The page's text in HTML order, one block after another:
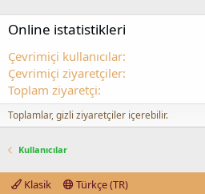
Online istatistikleri
Çevrimiçi kullanıcılar
Çevrimiçi ziyaretçiler
Toplam ziyaretçi
Toplamlar, gizli ziyaretçiler içerebilir.
Kullanıcılar
Klasik Türkçe (TR)